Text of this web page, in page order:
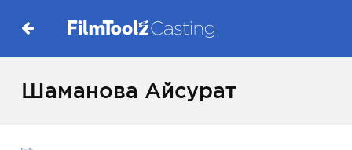
Шаманова Айсурат